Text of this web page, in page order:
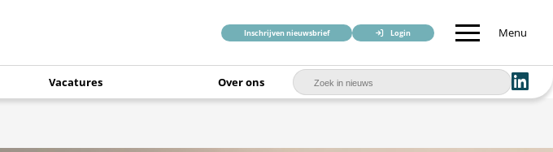
Inschrijven nieuwsbrief Login Menu
Vacatures Over ons